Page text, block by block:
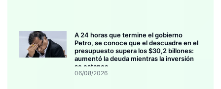
A 24 horas que termine el gobierno
Petro, se conoce que el descuadre en el
presupuesto supera los $30,2 billones:
aumentó la deuda mientras la inversión
se estanca
06/08/2026